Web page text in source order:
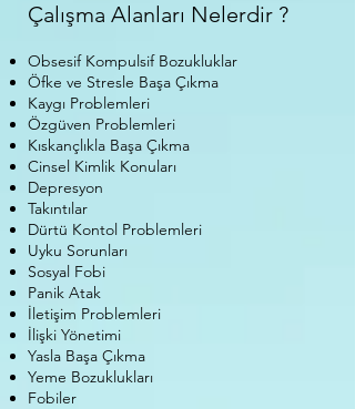
Çalışma Alanları Nelerdir ?
Obsesif Kompulsif Bozukluklar
Öfke ve Stresle Başa Çıkma
Kaygı Problemleri
Özgüven Problemleri
Kıskançlıkla Başa Çıkma
Cinsel Kimlik Konuları
Depresyon
Takıntılar
Dürtü Kontol Problemleri
Uyku Sorunları
Sosyal Fobi
Panik Atak
İletişim Problemleri
İlişki Yönetimi
Yasla Başa Çıkma
Yeme Bozuklukları
Fobiler